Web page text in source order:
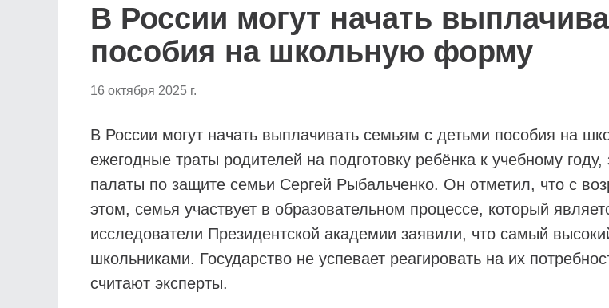
В России могут начать
пособия на школьную форму
16 октября 2025 г.
В России могут начать выплачивать семьям с детьми пособия на
ежегодные траты родителей на подготовку ребёнка к учебному
палаты по защите семьи Сергей Рыбальченко. Он отметил, что с
этом, семья участвует в образовательном процессе, который
исследователи Президентской академии заявили, что самый
школьниками. Государство не успевает реагировать на их
считают эксперты.